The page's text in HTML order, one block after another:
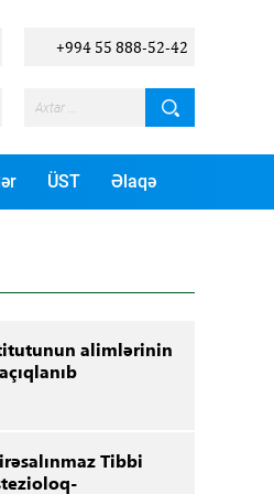
+994 55 888-52-42
ÜST Əlaqə
alimlərinin
Tibbi